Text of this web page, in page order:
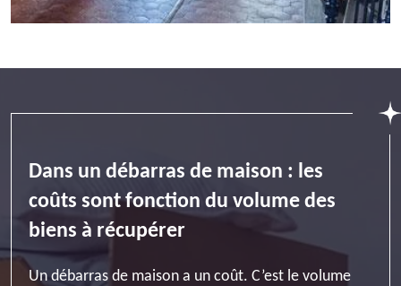
Dans un débarras de maison : les
coûts sont fonction du volume des
biens à récupérer
Un débarras de maison a un coût. C’est le volume